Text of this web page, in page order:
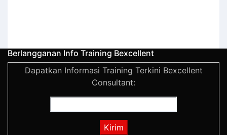
Berlangganan Info Training Bexcellent
Dapatkan Informasi Training Terkini Bexcellent
Consultant: